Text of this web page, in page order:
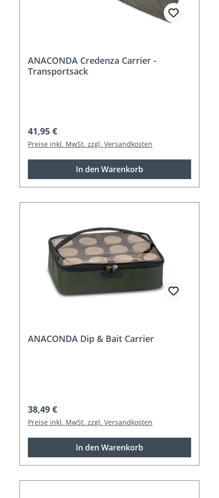
ANACONDA Credenza Carrier -
Transportsack
Regulärer Preis:
41,95 €
Preise inkl. MwSt. zzgl. Versandkosten
In den Warenkorb
ANACONDA Dip & Bait Carrier
Regulärer Preis:
38,49 €
Preise inkl. MwSt. zzgl. Versandkosten
In den Warenkorb